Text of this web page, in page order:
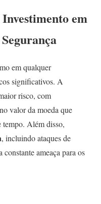
em
em qualquer
significativos. A
risco, com
valor da moeda que
tempo. Além disso,
, incluindo ataques de
ameaça para os